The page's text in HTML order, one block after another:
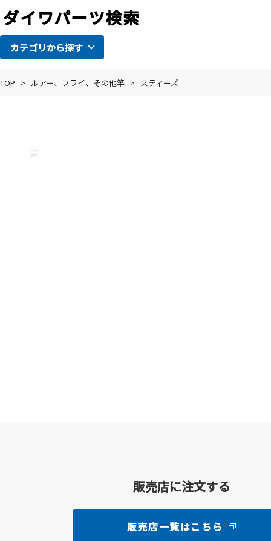
カテゴリから探す
TOP > ルアー、フライ、その他竿 > スティーズ
販売店に注文する
販売店一覧はこちら